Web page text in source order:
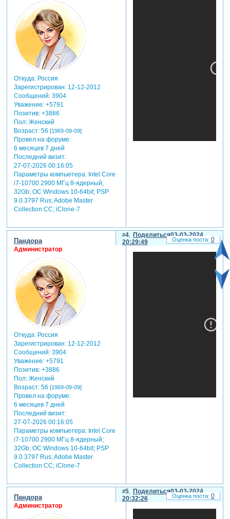
в особенных моментах
вашей жизни.
Откуда:Россия
Зарегистрирован: 12-12-2012
Сообщений:3904
Уважение: +5791
Позитив: +3886
Пол:Женский
Возраст:56 [1969-09-09]
Провел на форуме:
6 месяцев 7 дней
Последний визит:
27-07-2026 00:16:05
Параметры компьютера:Intel Core
i7-10700 2900 МГц 8-ядерный;
32Gb; ОС Windows 10-64bit; PSP
9.0.3797 Rus; Adobe Master
Collection СС; iClone-7
Поделиться
4
03-03-2024
20:29:49
Пандора
Администратор
Откуда:Россия
Зарегистрирован: 12-12-2012
Сообщений:3904
Уважение: +5791
Позитив: +3886
Пол:Женский
Возраст:56 [1969-09-09]
Провел на форуме:
6 месяцев 7 дней
Последний визит:
27-07-2026 00:16:05
Параметры компьютера:Intel Core
i7-10700 2900 МГц 8-ядерный;
32Gb; ОС Windows 10-64bit; PSP
9.0.3797 Rus; Adobe Master
Collection СС; iClone-7
0
Поделиться
5
03-03-2024
20:32:26
Пандора
Администратор
0